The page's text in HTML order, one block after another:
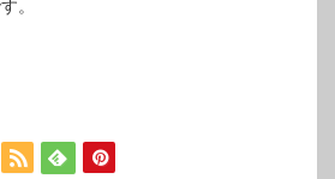
。